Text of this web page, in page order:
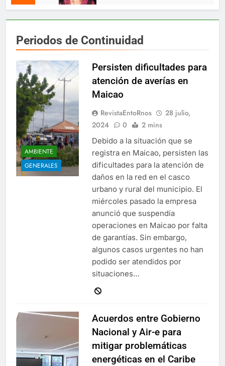
Periodos de Continuidad
AMBIENTE
GENERALES
Persisten dificultades para
atención de averías en
Maicao
RevistaEntoRnos
28 julio,
2024
0 2 mins
Debido a la situación que se
registra en Maicao, persisten las
dificultades para la atención de
daños en la red en el casco
urbano y rural del municipio. El
miércoles pasado la empresa
anunció que suspendía
operaciones en Maicao por falta
de garantías. Sin embargo,
algunos casos urgentes no han
podido ser atendidos por
situaciones…
Acuerdos entre Gobierno
Nacional y Air-e para
mitigar problemáticas
energéticas en el Caribe